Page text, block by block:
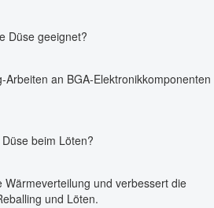
Düse geeignet?
an BGA-Elektronikkomponenten
beim Löten?
und verbessert die
und Löten.